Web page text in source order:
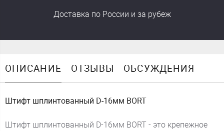
Доставка по России и за рубеж
ОПИСАНИЕ ОТЗЫВЫ ОБСУЖДЕНИЯ
Штифт шплинтованный D-16мм BORT
Штифт шплинтованный D-16мм BORT - это крепежное